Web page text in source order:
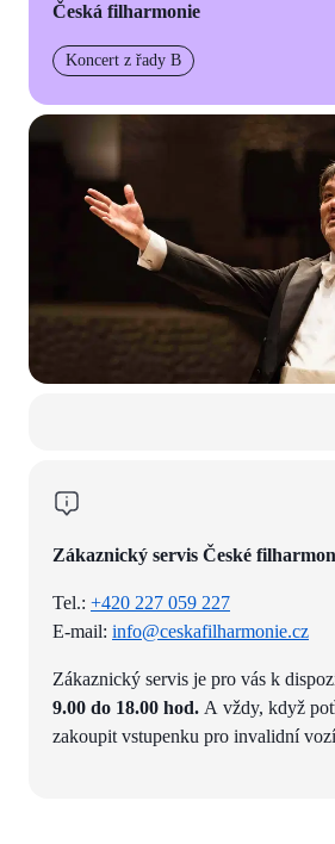
Česká filharmonie
Koncert z řady B
Zákaznický servis České
Tel.: +420 227 059 227
E-mail: info@ceskafilharmonie.cz
Zákaznický servis je pro vás k
9.00 do 18.00 hod. A vždy, když
zakoupit vstupenku pro invalidní